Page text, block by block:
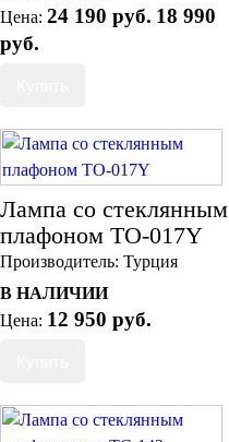
Цена: 24 190 руб. 18 990
руб.
Лампа со стеклянным
плафоном ТO-017Y
Производитель: Турция
В НАЛИЧИИ
Цена: 12 950 руб.